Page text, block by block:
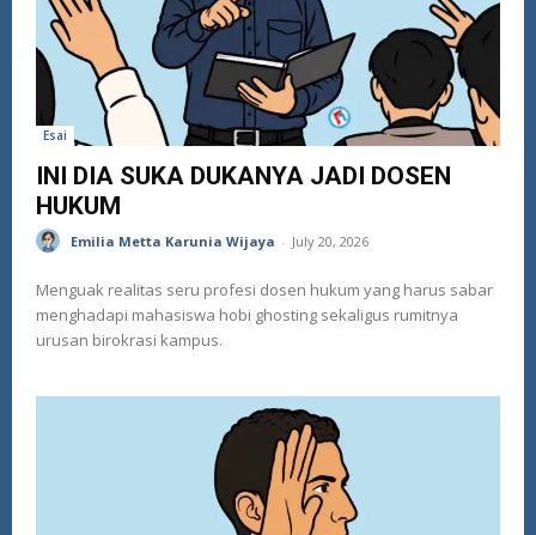
Esai
INI DIA SUKA DUKANYA JADI DOSEN
HUKUM
Emilia Metta Karunia Wijaya - July 20, 2026
Menguak realitas seru profesi dosen hukum yang harus sabar
menghadapi mahasiswa hobi ghosting sekaligus rumitnya
urusan birokrasi kampus.